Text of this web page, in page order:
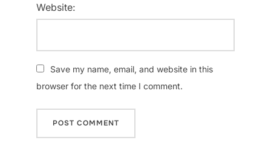
Website:
Save my name, email, and website in this
browser for the next time I comment.